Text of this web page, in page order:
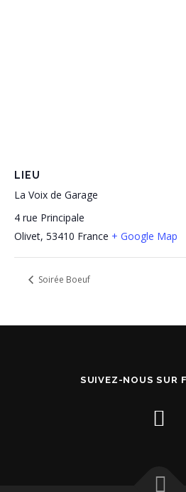
LIEU
La Voix de Garage
4 rue Principale
Olivet, 53410 France + Google Map
Soirée Boeuf
SUIVEZ-NOUS SUR